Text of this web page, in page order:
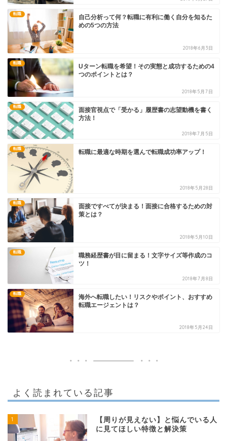
転職
自己分析って何？転職に有利に働く自分を知るた
めの5つの方法
2018年6月3日
転職
Uターン転職を希望！その実態と成功するための4
つのポイントとは？
2018年5月7日
転職
面接官視点で「受かる」履歴書の志望動機を書く
方法！
2018年7月5日
転職 転職に最適な時期を選んで転職成功率アップ！
2018年5月28日
転職
面接ですべてが決まる！面接に合格するための対
策とは？
2018年5月10日
転職
職務経歴書が目に留まる！文字サイズ等作成のコ
ツ！
2018年7月8日
転職
海外へ転職したい！リスクやポイント、おすすめ
転職エージェントは？
2018年5月24日
よく読まれている記事
1
【周りが見えない】と悩んでいる人
に見てほしい特徴と解決策